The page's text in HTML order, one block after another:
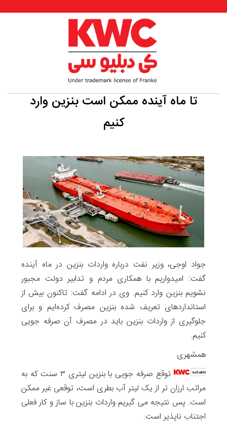
تا ماه آینده ممکن است بنزین وارد
کنیم
جواد اوجی، وزیر نفت درباره واردات بنزین در ماه‌ آینده
گفت: امیدواریم با همکاری مردم و تدابیر دولت مجبور
نشویم بنزین وارد کنیم. وی در ادامه گفت: تاکنون بیش از
استانداردهای تعریف شده بنزین مصرف کرده‌ایم و برای
جلوگیری از واردات بنزین باید در مصرف آن صرفه جویی
کنیم.
همشهری
توقع صرفه جویی با بنزین لیتری ۳ سنت که به
مراتب ارزان تر از یک لیتر آب بطری است، توقعی غیر ممکن
است. پس نتیجه می گیریم واردات بنزین با ساز و کار فعلی
اجتناب ناپذیر است.